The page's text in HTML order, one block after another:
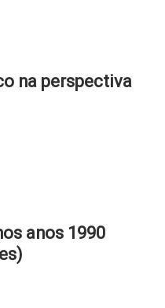
na perspectiva
anos 1990